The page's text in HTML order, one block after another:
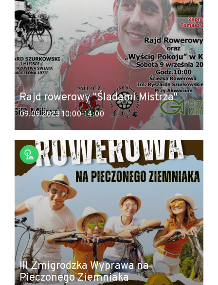
Rajd rowerowy "Śladami Mistrza"
09.09.2023 10:00-14:00
III Żmigrodzka Wyprawa na
Pieczonego Ziemniaka